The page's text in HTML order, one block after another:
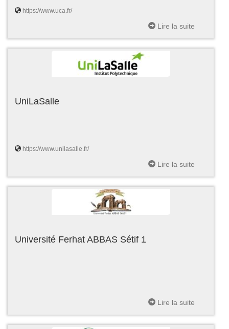
https://www.uca.fr/
Lire la suite
UniLaSalle
https://www.unilasalle.fr/
Lire la suite
Université Ferhat ABBAS Sétif 1
Lire la suite